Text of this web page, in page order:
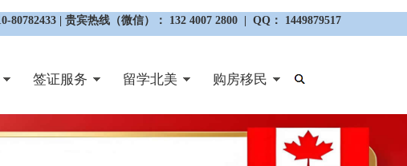
80782433 | 贵宾热线（微信）： 132 4007 2800 | QQ： 1449879517
签证服务 留学北美 购房移民